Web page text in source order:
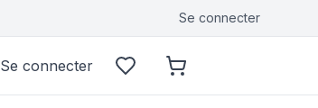
Se connecter
Se connecter